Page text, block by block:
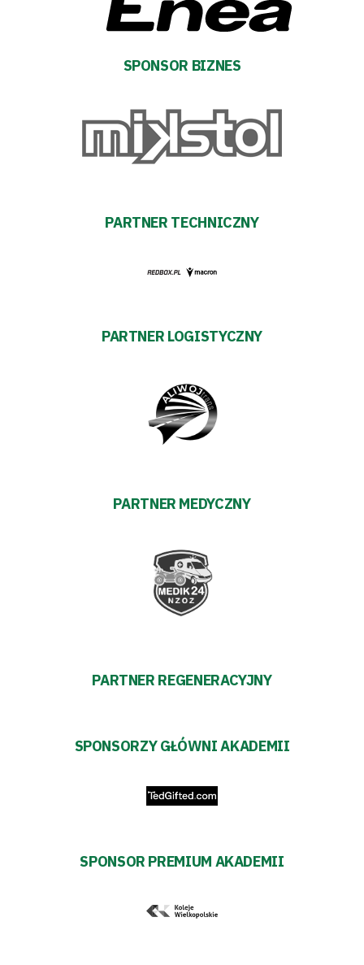
SPONSOR BIZNES
PARTNER TECHNICZNY
PARTNER LOGISTYCZNY
PARTNER MEDYCZNY
PARTNER REGENERACYJNY
SPONSORZY GŁÓWNI AKADEMII
SPONSOR PREMIUM AKADEMII